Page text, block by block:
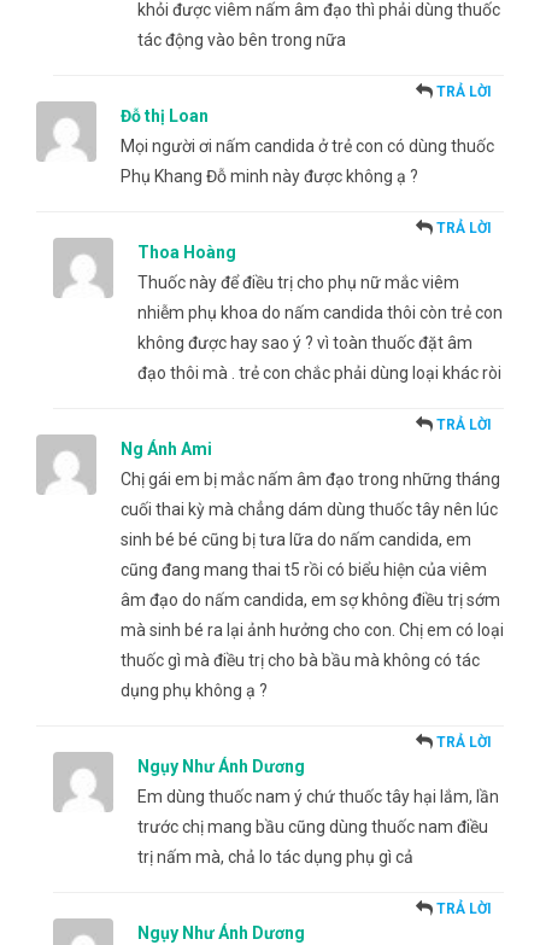
khỏi được viêm nấm âm đạo thì phải dùng thuốc
tác động vào bên trong nữa
Đỗ thị Loan
TRẢ LỜI
Mọi người ơi nấm candida ở trẻ con có dùng thuốc
Phụ Khang Đỗ minh này được không ạ ?
Thoa Hoàng
TRẢ LỜI
Thuốc này để điều trị cho phụ nữ mắc viêm
nhiễm phụ khoa do nấm candida thôi còn trẻ con
không được hay sao ý ? vì toàn thuốc đặt âm
đạo thôi mà . trẻ con chắc phải dùng loại khác ròi
Ng Ánh Ami
TRẢ LỜI
Chị gái em bị mắc nấm âm đạo trong những tháng
cuối thai kỳ mà chẳng dám dùng thuốc tây nên lúc
sinh bé bé cũng bị tưa lữa do nấm candida, em
cũng đang mang thai t5 rồi có biểu hiện của viêm
âm đạo do nấm candida, em sợ không điều trị sớm
mà sinh bé ra lại ảnh hưởng cho con. Chị em có loại
thuốc gì mà điều trị cho bà bầu mà không có tác
dụng phụ không ạ ?
Ngụy Như Ánh Dương
TRẢ LỜI
Em dùng thuốc nam ý chứ thuốc tây hại lắm, lần
trước chị mang bầu cũng dùng thuốc nam điều
trị nấm mà, chả lo tác dụng phụ gì cả
Ngụy Như Ánh Dương
TRẢ LỜI